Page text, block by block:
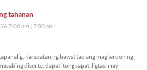
tahanan
7:00 am 7:00 am
karapatan ng bawat tao ang magkaroon ng
disente, dapat itong sapat, ligtas, may